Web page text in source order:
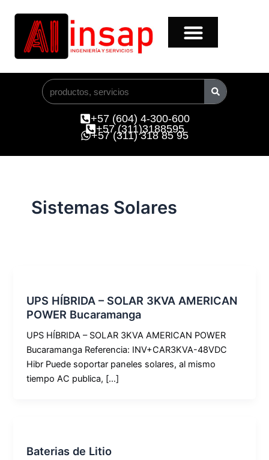
contenido
Buscar
+57 (604) 4-300-600
+57 (311)3188595
+57 (311) 318 85 95
Sistemas Solares
UPS HÍBRIDA – SOLAR 3KVA AMERICAN
POWER Bucaramanga
UPS HÍBRIDA – SOLAR 3KVA AMERICAN POWER
Bucaramanga Referencia: INV+CAR3KVA-48VDC
Hibr Puede soportar paneles solares, al mismo
tiempo AC publica, […]
Baterias de Litio